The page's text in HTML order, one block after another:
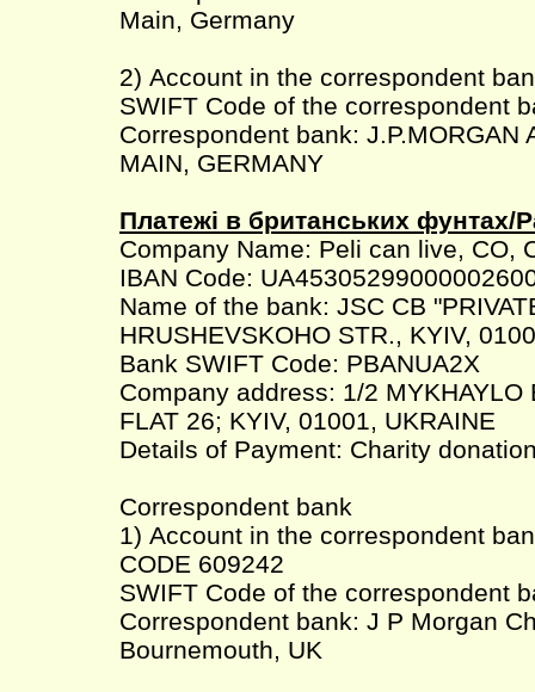
Main, Germany
2) Account in the correspondent
SWIFT Code of the correspondent
Correspondent bank: J.P.MORGAN
MAIN, GERMANY
Платежі в британських фунтах/
Company Name: Peli can live, CO,
IBAN Code:
Name of the bank: JSC CB
HRUSHEVSKOHO STR., KYIV,
Bank SWIFT Code: PBANUA2X
Company address: 1/2 MYKHAYLO
FLAT 26; KYIV, 01001, UKRAINE
Details of Payment: Charity
Correspondent bank
1) Account in the correspondent
CODE 609242
SWIFT Code of the correspondent
Correspondent bank: J P Morgan
Bournemouth, UK